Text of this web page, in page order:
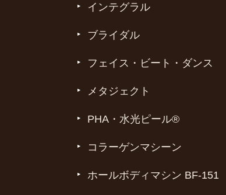
インテグラル
ブライダル
フェイス・ビート・ダンス
メタジェクト
PHA・水光ピール®
コラーゲンマシーン
ホールボディマシン BF-151